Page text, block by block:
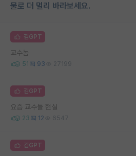
물로 더 멀리 바라보세요.
김GPT
교수놈
51 93 27199
김GPT
요즘 교수들 현실
23 12 6547
김GPT